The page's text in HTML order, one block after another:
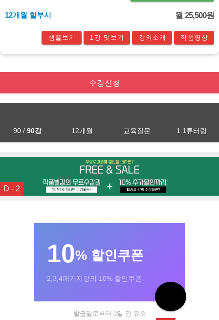
12개월 할부시 월 25,500원
샘플보기 1강 맛보기 강의소개 작품영상
수강신청
90 / 90강 12개월 교육질문 1:1튜터링
D - 2
10% 할인쿠폰
2,3,4패키지강의 10% 할인쿠폰
발급일로부터 3일 간 유효